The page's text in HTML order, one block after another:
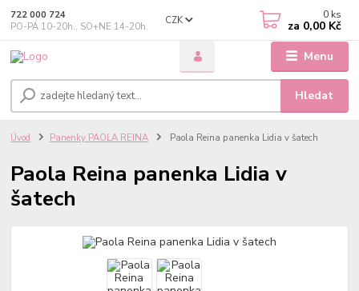
Menu
CZK
Hledat
722 000 724
PO-PÁ 10-20h., SO+NE 14-20h.
0 ks
za 0,00 Kč
Úvod Panenky PAOLA REINA Paola Reina panenka Lidia v šatech
Paola Reina panenka Lidia v
šatech